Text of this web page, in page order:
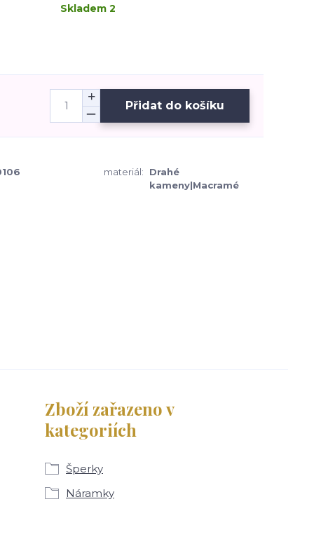
Skladem 2
Přidat do košíku
materiál:
Drahé
kameny|Macramé
Zboží zařazeno v
kategoriích
Šperky
Náramky